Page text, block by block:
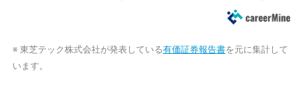
※ 東芝テック株式会社が発表している有価証券報告書を元に集計して
います。